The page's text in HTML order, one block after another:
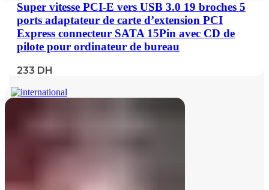
Super vitesse PCI-E vers USB 3.0 19 broches 5
ports adaptateur de carte d’extension PCI
Express connecteur SATA 15Pin avec CD de
pilote pour ordinateur de bureau
233 DH